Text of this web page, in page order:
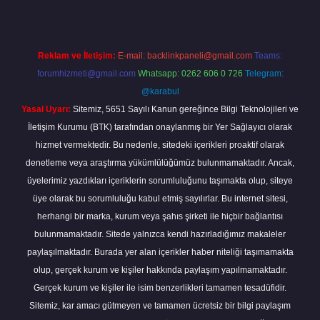
Reklam ve İletişim: E-mail: backlinkpaneli@gmail.com Teams:
forumhizmeti@gmail.com Whatsapp: 0262 606 0 726 Telegram:
@karabul
Yasal Uyarı: Sitemiz, 5651 Sayılı Kanun gereğince Bilgi Teknolojileri ve
İletişim Kurumu (BTK) tarafından onaylanmış bir Yer Sağlayıcı olarak
hizmet vermektedir. Bu nedenle, sitedeki içerikleri proaktif olarak
denetleme veya araştırma yükümlülüğümüz bulunmamaktadır. Ancak,
üyelerimiz yazdıkları içeriklerin sorumluluğunu taşımakta olup, siteye
üye olarak bu sorumluluğu kabul etmiş sayılırlar. Bu internet sitesi,
herhangi bir marka, kurum veya şahıs şirketi ile hiçbir bağlantısı
bulunmamaktadır. Sitede yalnızca kendi hazırladığımız makaleler
paylaşılmaktadır. Burada yer alan içerikler haber niteliği taşımamakta
olup, gerçek kurum ve kişiler hakkında paylaşım yapılmamaktadır.
Gerçek kurum ve kişiler ile isim benzerlikleri tamamen tesadüfidir.
Sitemiz, kar amacı gütmeyen ve tamamen ücretsiz bir bilgi paylaşım